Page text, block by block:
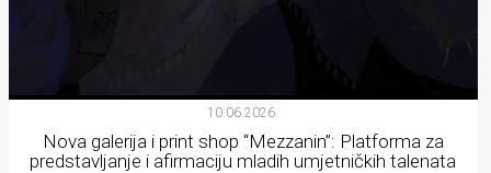
10.06.2026.
Nova galerija i print shop “Mezzanin”: Platforma za
predstavljanje i afirmaciju mladih umjetničkih talenata